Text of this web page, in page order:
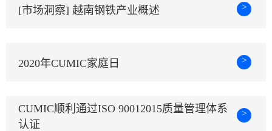
[市场洞察] 越南钢铁产业概述 >
2020年CUMIC家庭日 >
CUMIC顺利通过ISO 90012015质量管理体系
认证
>